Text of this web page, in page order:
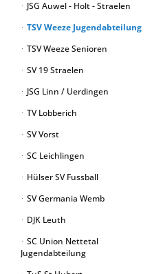
JSG Auwel - Holt - Straelen
TSV Weeze Jugendabteilung
TSV Weeze Senioren
SV 19 Straelen
JSG Linn / Uerdingen
TV Lobberich
SV Vorst
SC Leichlingen
Hülser SV Fussball
SV Germania Wemb
DJK Leuth
SC Union Nettetal
Jugendabteilung